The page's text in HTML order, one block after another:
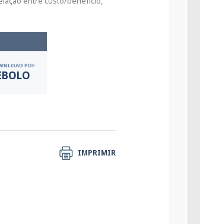
PDF
IMPRIMIR